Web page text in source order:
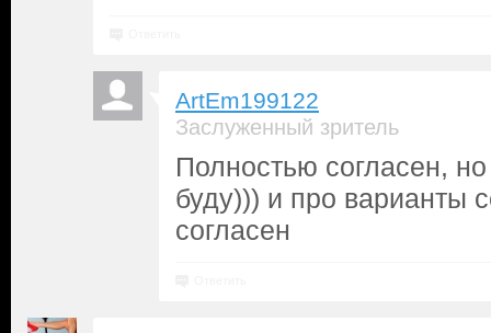
ArtEm199122
Заслуженный зритель
Полностью согласен,
буду))) и про варианты
согласен